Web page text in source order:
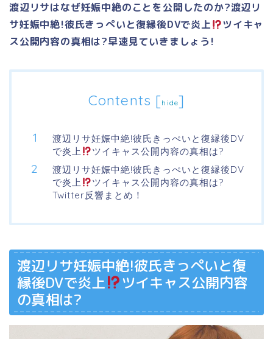
渡辺リサはなぜ妊娠中絶のことを公開したのか?渡辺リ
サ妊娠中絶!彼氏きっぺいと復縁後DVで炎上
ツイキャ
ス公開内容の真相は?早速見ていきましょう!
Contents [hide]
渡辺リサ妊娠中絶!彼氏きっぺいと復縁後DV
で炎上
ツイキャス公開内容の真相は?
渡辺リサ妊娠中絶!彼氏きっぺいと復縁後DV
で炎上
ツイキャス公開内容の真相は?
Twitter反響まとめ！
渡辺リサ妊娠中絶!彼氏きっぺいと復
縁後DVで炎上
ツイキャス公開内容
の真相は?